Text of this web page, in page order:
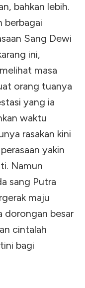
bahkan lebih.
berbagai
Sang Dewi
ini,
masa
orang tuanya
yang ia
waktu
rasakan kini
yakin
Namun
sang Putra
maju
dorongan besar
cintalah
bagi